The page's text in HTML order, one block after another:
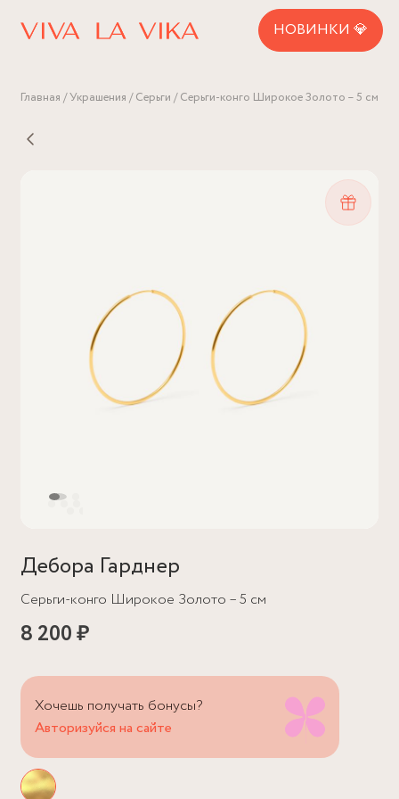
НОВИНКИ 💎
Главная Украшения Серьги Серьги-конго Широкое Золото – 5 см
Дебора Гарднер
Серьги-конго Широкое Золото – 5 см
8 200 ₽
Хочешь получать бонусы?
Авторизуйся на сайте